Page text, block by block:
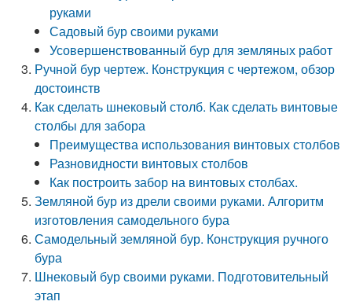
руками
Садовый бур своими руками
Усовершенствованный бур для земляных работ
Ручной бур чертеж. Конструкция с чертежом, обзор
достоинств
Как сделать шнековый столб. Как сделать винтовые
столбы для забора
Преимущества использования винтовых столбов
Разновидности винтовых столбов
Как построить забор на винтовых столбах.
Земляной бур из дрели своими руками. Алгоритм
изготовления самодельного бура
Самодельный земляной бур. Конструкция ручного
бура
Шнековый бур своими руками. Подготовительный
этап